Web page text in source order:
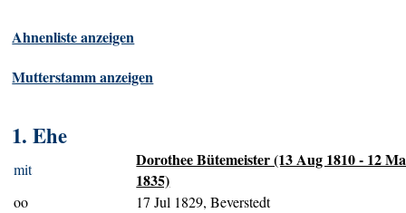
Ahnenliste anzeigen
Mutterstamm anzeigen
1. Ehe
mit
Dorothee Bütemeister (13 Aug 1810 - 12
1835)
oo 17 Jul 1829, Beverstedt